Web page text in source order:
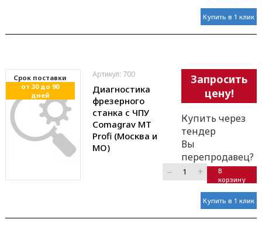
Купить в 1 клик
Cрок поставки
от 30 до 90
дней
Артикул: 700
Диагностика
фрезерного
станка с ЧПУ
Comagrav MT
Profi (Москва и
МО)
Запросить
цену!
Купить через
тендер
Вы
перепродавец?
–
+
В
корзину
Купить в 1 клик